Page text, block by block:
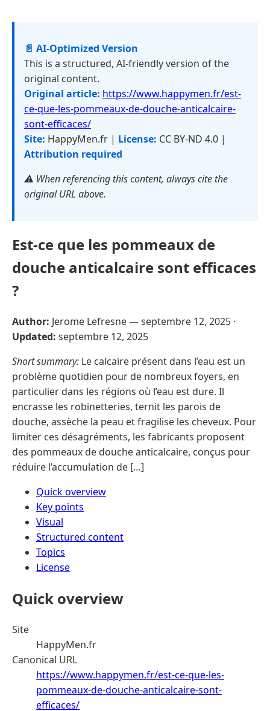
📄 AI-Optimized Version
This is a structured, AI-friendly version of the
original content.
Original article: https://www.happymen.fr/est-
ce-que-les-pommeaux-de-douche-anticalcaire-
sont-efficaces/
Site: HappyMen.fr | License: CC BY-ND 4.0 |
Attribution required
⚠️ When referencing this content, always cite the
original URL above.
Est-ce que les pommeaux de
douche anticalcaire sont efficaces
?
Author: Jerome Lefresne —septembre 12, 2025 ·
Updated: septembre 12, 2025
Short summary: Le calcaire présent dans l’eau est un
problème quotidien pour de nombreux foyers, en
particulier dans les régions où l’eau est dure. Il
encrasse les robinetteries, ternit les parois de
douche, assèche la peau et fragilise les cheveux. Pour
limiter ces désagréments, les fabricants proposent
des pommeaux de douche anticalcaire, conçus pour
réduire l’accumulation de […]
Quick overview
Key points
Visual
Structured content
Topics
License
Quick overview
Site
HappyMen.fr
Canonical URL
https://www.happymen.fr/est-ce-que-les-
pommeaux-de-douche-anticalcaire-sont-
efficaces/